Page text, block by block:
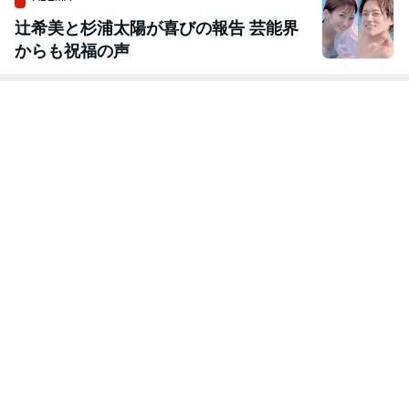
辻希美と杉浦太陽が喜びの報告 芸能界
からも祝福の声